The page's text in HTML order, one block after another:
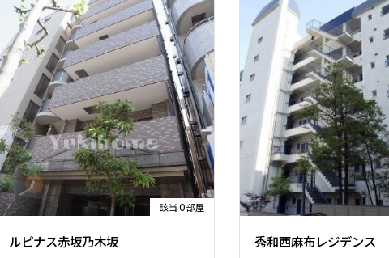
該当0部屋
ルピナス赤坂乃木坂 秀和西麻布レジデンス